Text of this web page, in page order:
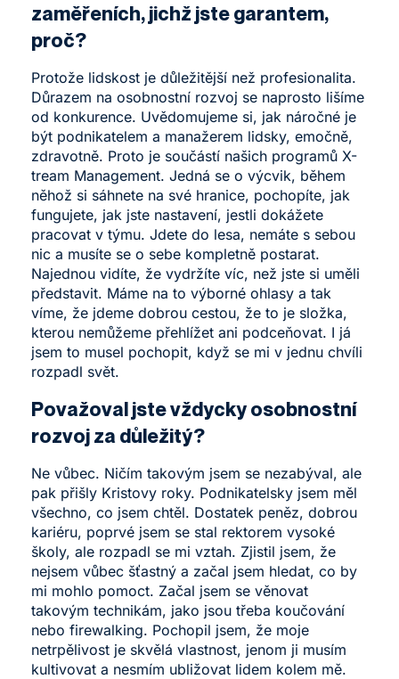
zaměřeních, jichž jste garantem,
proč?
Protože lidskost je důležitější než profesionalita.
Důrazem na osobnostní rozvoj se naprosto lišíme
od konkurence. Uvědomujeme si, jak náročné je
být podnikatelem a manažerem lidsky, emočně,
zdravotně. Proto je součástí našich programů X-
tream Management. Jedná se o výcvik, během
něhož si sáhnete na své hranice, pochopíte, jak
fungujete, jak jste nastavení, jestli dokážete
pracovat v týmu. Jdete do lesa, nemáte s sebou
nic a musíte se o sebe kompletně postarat.
Najednou vidíte, že vydržíte víc, než jste si uměli
představit. Máme na to výborné ohlasy a tak
víme, že jdeme dobrou cestou, že to je složka,
kterou nemůžeme přehlížet ani podceňovat. I já
jsem to musel pochopit, když se mi v jednu chvíli
rozpadl svět.
Považoval jste vždycky osobnostní
rozvoj za důležitý?
Ne vůbec. Ničím takovým jsem se nezabýval, ale
pak přišly Kristovy roky. Podnikatelsky jsem měl
všechno, co jsem chtěl. Dostatek peněz, dobrou
kariéru, poprvé jsem se stal rektorem vysoké
školy, ale rozpadl se mi vztah. Zjistil jsem, že
nejsem vůbec šťastný a začal jsem hledat, co by
mi mohlo pomoct. Začal jsem se věnovat
takovým technikám, jako jsou třeba koučování
nebo firewalking. Pochopil jsem, že moje
netrpělivost je skvělá vlastnost, jenom ji musím
kultivovat a nesmím ubližovat lidem kolem mě.